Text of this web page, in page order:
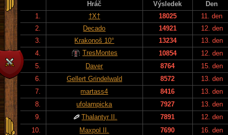
Hráč Výsledek
Den
1.
†X† 18025
11. den
2.
Decado 14921
12. den
3.
Krakonoš 10° 13234
13. den
4.
TresMontes 10854
12. den
5.
Daver 8764
15. den
6.
Gellert Grindelwald 8572
13. den
7.
martass4 8416
13. den
8.
ufolampicka 7927
13. den
9.
Thalantyr II. 7891
12. den
10.
Maxpol II. 7690 16. den